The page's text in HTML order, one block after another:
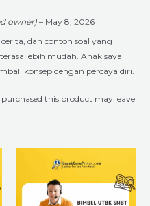
owner)– May 8, 2026
dan contoh soal yang
lebih mudah. Anak saya
konsep dengan percaya diri.
this product may leave
through
Rp8.400.000
has
multiple